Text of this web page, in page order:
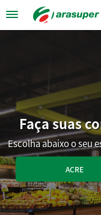
Faça suas
Escolha abaixo o seu
ACRE